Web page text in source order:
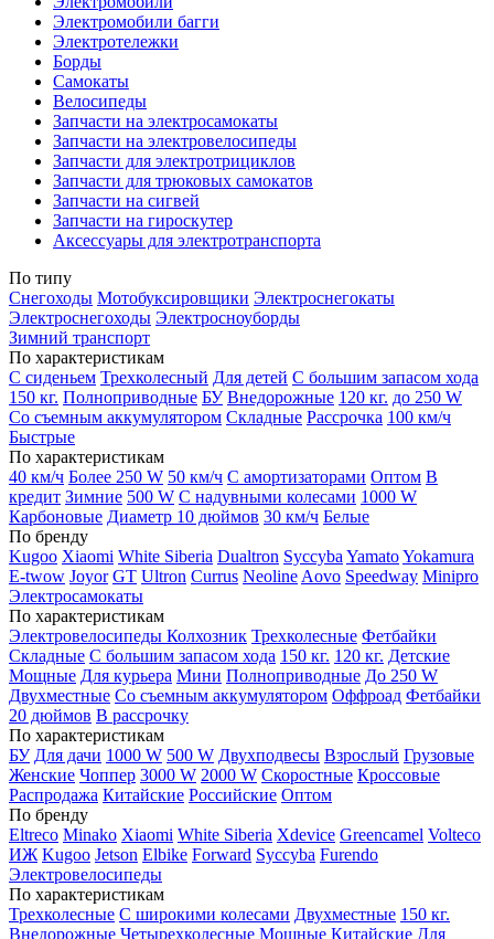
Электромобили багги
Электротележки
Борды
Самокаты
Велосипеды
Запчасти на электросамокаты
Запчасти на электровелосипеды
Запчасти для электротрициклов
Запчасти для трюковых самокатов
Запчасти на сигвей
Запчасти на гироскутер
Аксессуары для электротранспорта
По типу
Снегоходы Мотобуксировщики Электроснегокаты
Электроснегоходы Электросноуборды
Зимний транспорт
По характеристикам
С сиденьем Трехколесный Для детей С большим запасом хода
150 кг. Полноприводные БУ Внедорожные 120 кг. до 250 W
Со съемным аккумулятором Складные Рассрочка 100 км/ч
Быстрые
По характеристикам
40 км/ч Более 250 W 50 км/ч С амортизаторами Оптом В
кредит Зимние 500 W С надувными колесами 1000 W
Карбоновые Диаметр 10 дюймов 30 км/ч Белые
По бренду
Kugoo Xiaomi White Siberia Dualtron Syccyba YamatoYokamura
E-twow Joyor GT Ultron Currus Neoline Aovo Speedway Minipro
Электросамокаты
По характеристикам
Электровелосипеды Колхозник Трехколесные Фетбайки
Складные С большим запасом хода 150 кг. 120 кг. Детские
Мощные Для курьера Мини Полноприводные До 250 W
Двухместные Со съемным аккумулятором Оффроад Фетбайки
20 дюймов В рассрочку
По характеристикам
БУ Для дачи 1000 W 500 W Двухподвесы Взрослый Грузовые
Женские Чоппер 3000 W 2000 W Скоростные Кроссовые
Распродажа Китайские Российские Оптом
По бренду
Eltreco Minako Xiaomi White Siberia Xdevice Greencamel Volteco
ИЖ Kugoo Jetson Elbike Forward Syccyba Furendo
Электровелосипеды
По характеристикам
Трехколесные С широкими колесами Двухместные 150 кг.
Внедорожные Четырехколесные Мощные Китайские Для